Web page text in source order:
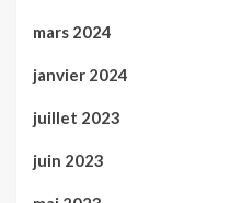
mars 2024
janvier 2024
juillet 2023
juin 2023